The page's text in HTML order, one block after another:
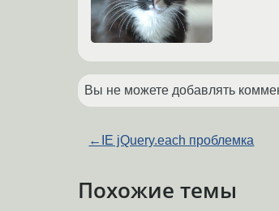
Вы не можете добавлять
← IE jQuery.each проблемка
Похожие темы